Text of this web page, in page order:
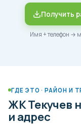
Получить
Имя + телефон →
ГДЕ ЭТО · РАЙОН И
ЖК Текучев
и адрес